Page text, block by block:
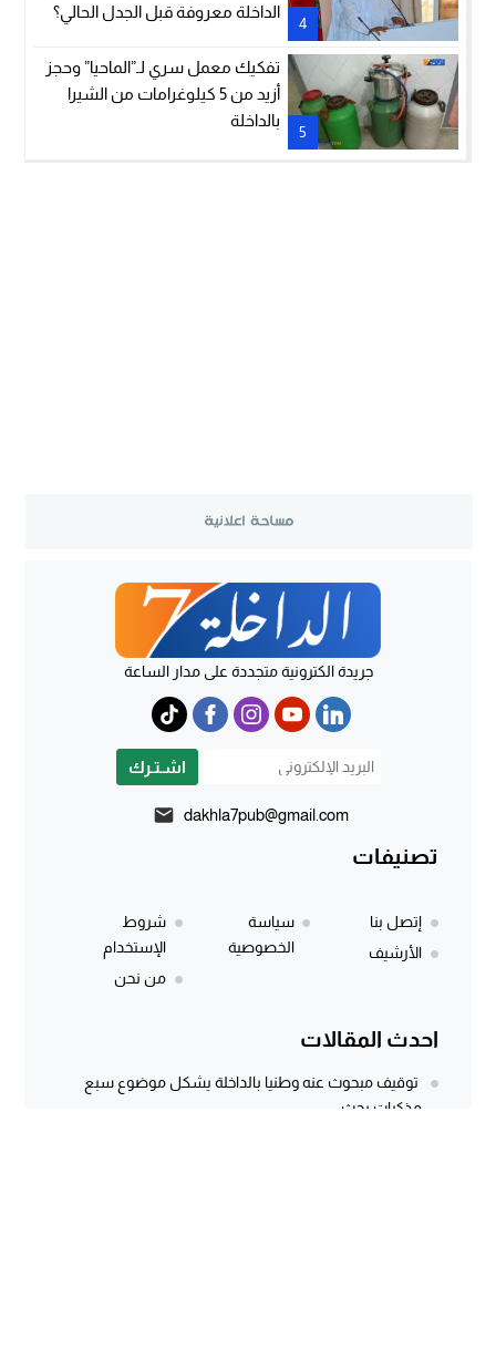
4
الداخلة معروفة قبل الجدل الحالي؟
5
تفكيك معمل سري لـ”الماحيا” وحجز
أزيد من 5 كيلوغرامات من الشيرا
بالداخلة
جريدة الكترونية متجددة على مدار الساعة
اشـتـرك
dakhla7pub@gmail.com
تصنيفات
إتصل بنا
الأرشيف
سياسة
الخصوصية
شروط
الإستخدام
من نحن
احدث المقالات
توقيف مبحوث عنه وطنيا بالداخلة يشكل موضوع سبع
مذكرات بحث